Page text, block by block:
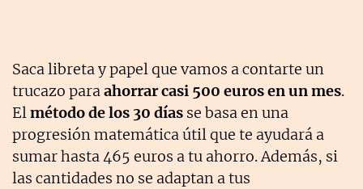
Saca libreta y papel que vamos a contarte un
trucazo paraahorrar casi 500 euros en un mes.
Elmétodo de los 30 días se basa en una
progresión matemática útil que te ayudará a
sumar hasta 465 euros a tu ahorro. Además, si
las cantidades no se adaptan a tus